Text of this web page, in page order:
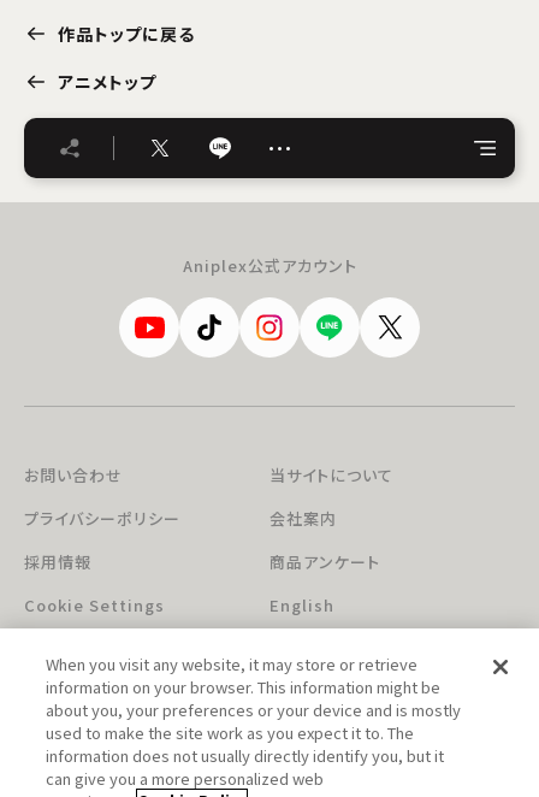
作品トップに戻る
アニメトップ
…
Aniplex公式アカウント
お問い合わせ
当サイトについて
プライバシーポリシー
会社案内
採用情報
商品アンケート
Cookie Settings
English
このホームページに掲載されている著作物の無断利用を禁じます。
When you visit any website, it may store or retrieve
information on your browser. This information might be
about you, your preferences or your device and is mostly
used to make the site work as you expect it to. The
information does not usually directly identify you, but it
can give you a more personalized web